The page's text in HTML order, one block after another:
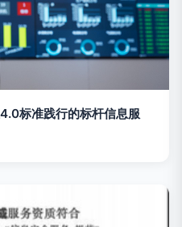
标准践行的标杆信息服